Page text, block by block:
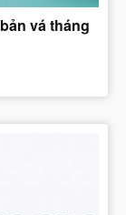
vá tháng